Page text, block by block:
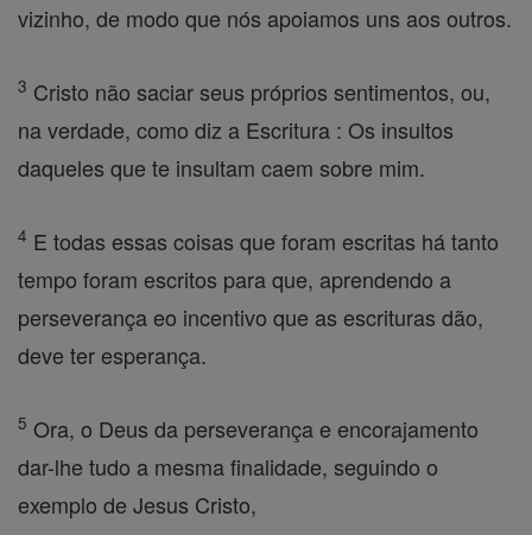
vizinho, de modo que nós apoiamos uns aos outros.
3 Cristo não saciar seus próprios sentimentos, ou,
na verdade, como diz a Escritura : Os insultos
daqueles que te insultam caem sobre mim.
4 E todas essas coisas que foram escritas há tanto
tempo foram escritos para que, aprendendo a
perseverança eo incentivo que as escrituras dão,
deve ter esperança.
5 Ora, o Deus da perseverança e encorajamento
dar-lhe tudo a mesma finalidade, seguindo o
exemplo de Jesus Cristo,